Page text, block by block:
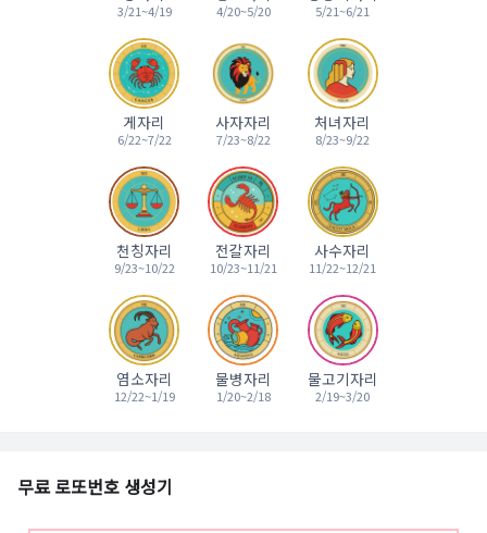
3/21~4/19 4/20~5/20 5/21~6/21
게자리
6/22~7/22
사자자리
7/23~8/22
처녀자리
8/23~9/22
천칭자리
9/23~10/22
전갈자리
10/23~11/21
사수자리
11/22~12/21
염소자리
12/22~1/19
물병자리
1/20~2/18
물고기자리
2/19~3/20
무료 로또번호 생성기